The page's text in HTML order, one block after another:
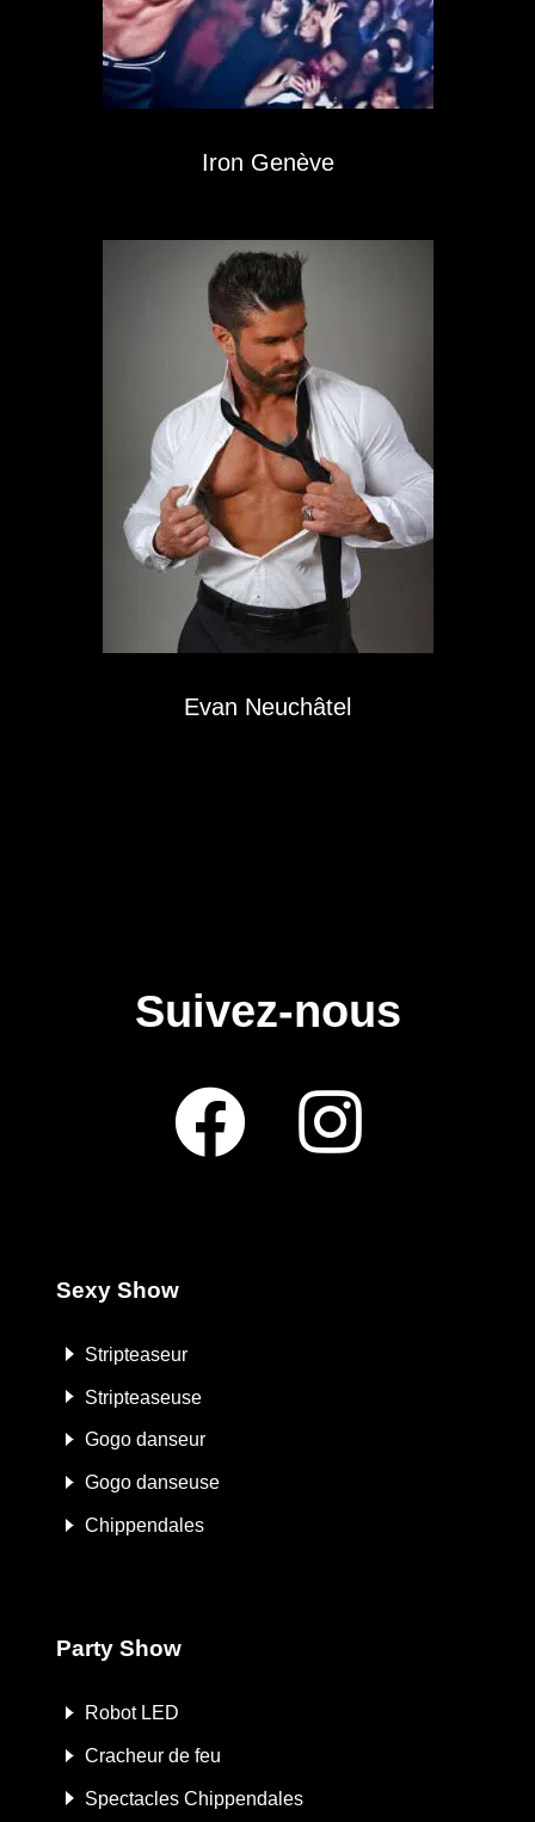
Iron Genève
Evan Neuchâtel
Suivez-nous
Sexy Show
Stripteaseur
Stripteaseuse
Gogo danseur
Gogo danseuse
Chippendales
Party Show
Robot LED
Cracheur de feu
Spectacles Chippendales